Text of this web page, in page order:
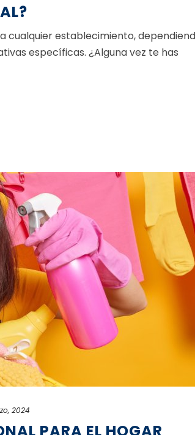
cualquier establecimiento,
específicas. ¿Alguna vez te has
2024